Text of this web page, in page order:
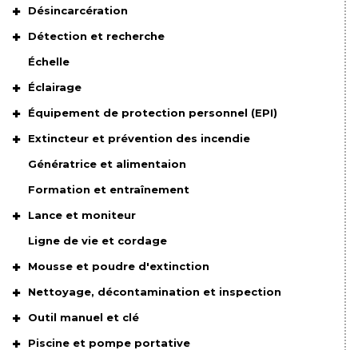
Désincarcération
Détection et recherche
Échelle
Éclairage
Équipement de protection personnel (EPI)
Extincteur et prévention des incendie
Génératrice et alimentaion
Formation et entraînement
Lance et moniteur
Ligne de vie et cordage
Mousse et poudre d'extinction
Nettoyage, décontamination et inspection
Outil manuel et clé
Piscine et pompe portative